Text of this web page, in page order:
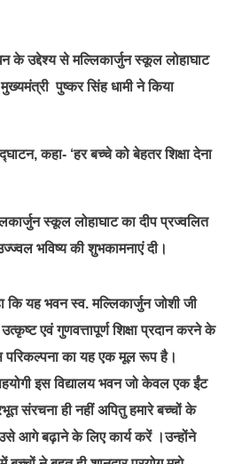
के उद्देश्य से मल्लिकार्जुन स्कूल लोहाघाट
पुष्कर सिंह धामी ने किया
कहा- ‘हर बच्चे को बेहतर शिक्षा देना
स्कूल लोहाघाट का दीप प्रज्वलित
भविष्य की शुभकामनाएं दी।
यह भवन स्व. मल्लिकार्जुन जोशी जी
उत्कृष्ट एवं गुणवत्तापूर्ण शिक्षा प्रदान करने के
परिकल्पना का यह एक मूल रूप है।
इस विद्यालय भवन जो केवल एक ईंट
संरचना ही नहीं अपितु हमारे बच्चों के
आगे बढ़ाने के लिए कार्य करें ।उन्होंने